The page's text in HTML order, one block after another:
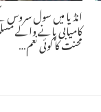
انڈیا میں سول سروس
کامیابی پانے والے
محنت کا کوئی نعم…